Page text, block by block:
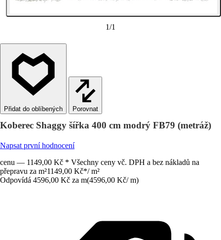
1/1
Porovnat
Koberec Shaggy šířka 400 cm modrý FB79 (metráž)
Napsat první hodnocení
cenu — 1149,00 Kč * Všechny ceny vč. DPH a bez nákladů na
přepravu za m²1149,00 Kč*/ m²
Odpovídá 4596,00 Kč za m(4596,00 Kč/ m)